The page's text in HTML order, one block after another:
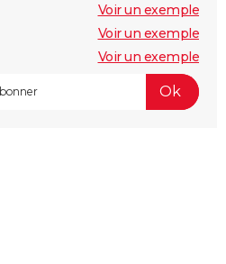
Voir un exemple
Voir un exemple
Voir un exemple